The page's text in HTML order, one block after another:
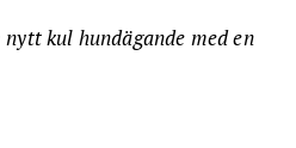
kul hundägande med en